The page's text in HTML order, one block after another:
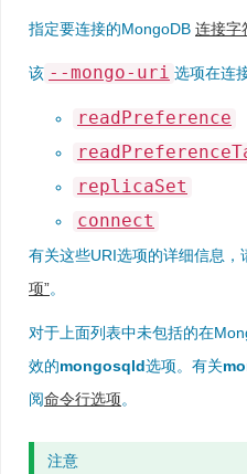
指定要连接的MongoDB 连接字
该 --mongo-uri 选项在连
readPreference
replicaSet
connect
有关这些URI选项的详细信息，
项”。
对于上面列表中未包括的在
效的mongosqld选项。有关
阅命令行选项。
注意